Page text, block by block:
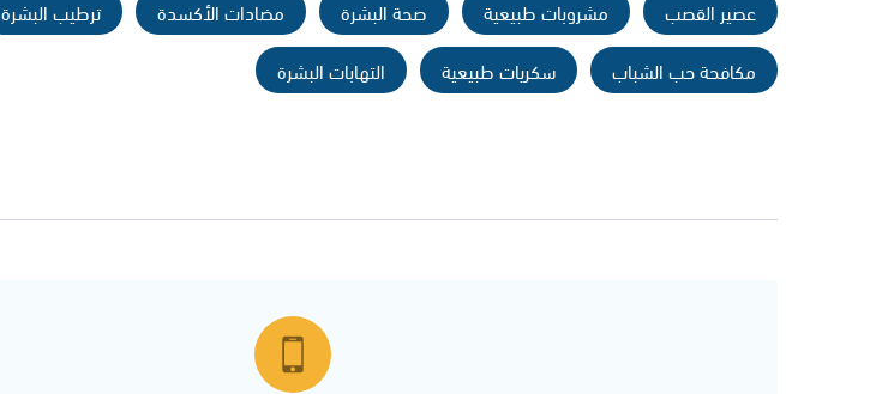
عصير القصب مشروبات طبيعية صحة البشرة مضادات الأكسدة
ترطيب البشرة
مكافحة حب الشباب
سكريات طبيعية التهابات البشرة